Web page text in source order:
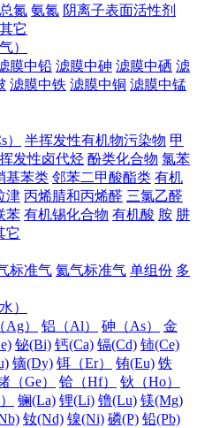
总氮 氨氮 阴离子表面活性剂
其它
）
膜中铅 滤膜中砷 滤膜中硒 滤
滤膜中铁 滤膜中铜 滤膜中锰
半挥发性有机物污染物 甲
挥发性卤代烃 酚类化合物 氯苯
基苯类 邻苯二甲酸酯类 有机
津 丙烯腈和丙烯醛 三氯乙醛
苯 有机锡化合物 有机酸 胺 肼
它
标准气 氦气标准气 单组份 多
）
Ag） 铝（Al） 砷（As）
金
铋(Bi) 钙(Ca) 镉(Cd) 铈(Ce)
镝(Dy) 铒（Er） 铕(Eu) 铁
（Ge） 铪（Hf）
钬（Ho）
镧(La) 锂(Li) 镥(Lu) 镁(Mg)
钕(Nd) 镍(Ni) 磷(P) 铅(Pb)